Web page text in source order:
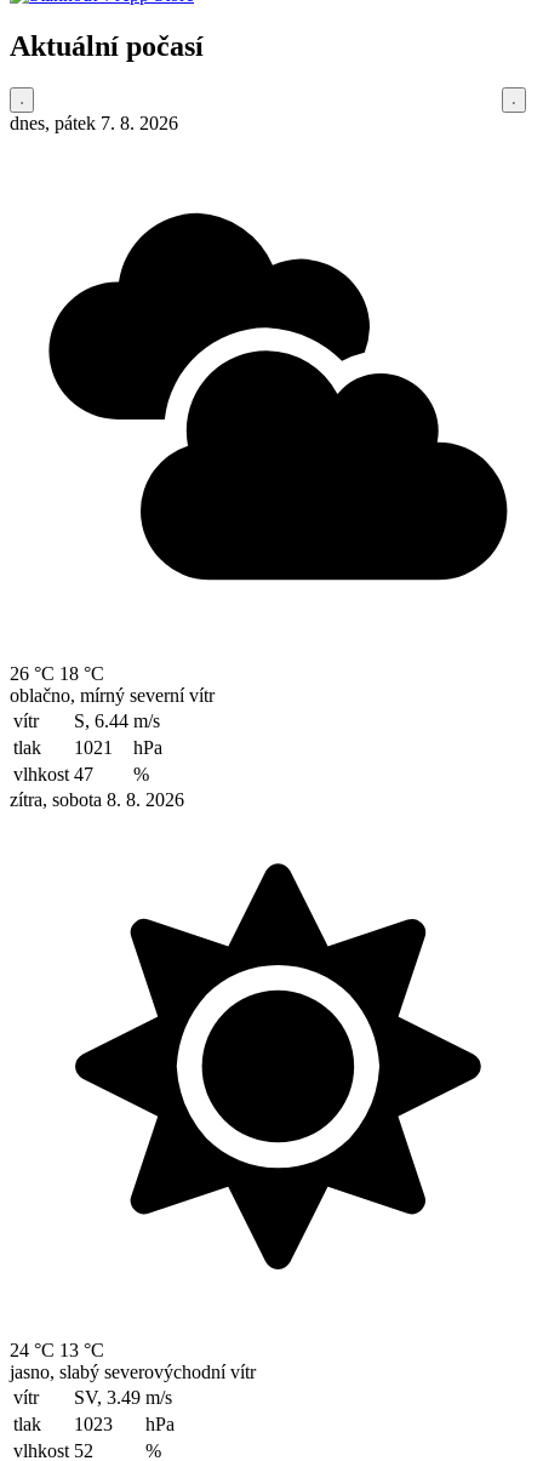
Aktuální počasí
dnes, pátek 7. 8. 2026
26 °C 18 °C
oblačno, mírný severní vítr
vítr
S, 6.44 m/s
tlak
1021
hPa
vlhkost 47
%
zítra, sobota 8. 8. 2026
24 °C 13 °C
jasno, slabý severovýchodní vítr
vítr
SV, 3.49 m/s
tlak
1023
hPa
vlhkost 52
%